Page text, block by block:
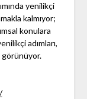
yenilikçi
kalmıyor;
konulara
adımları,
görünüyor.